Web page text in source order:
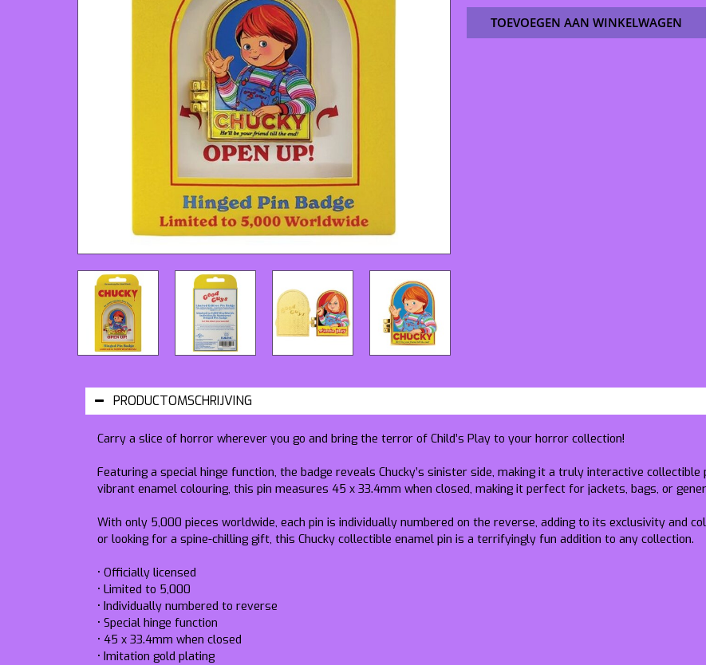
TOEVOEGEN AAN WINKELWAGEN
PRODUCTOMSCHRIJVING
Carry a slice of horror wherever you go and bring the terror of Child’s Play to your horror collection!
Featuring a special hinge function, the badge reveals Chucky’s sinister side, making it a truly interactive
vibrant enamel colouring, this pin measures 45 x 33.4mm when closed, making it perfect for jackets, bags, or
With only 5,000 pieces worldwide, each pin is individually numbered on the reverse, adding to its exclusivity and
or looking for a spine-chilling gift, this Chucky collectible enamel pin is a terrifyingly fun addition to any collection.
• Officially licensed
• Limited to 5,000
• Individually numbered to reverse
• Special hinge function
• 45 x 33.4mm when closed
• Imitation gold plating